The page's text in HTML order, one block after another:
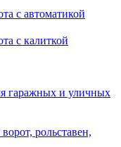
с автоматикой
с калиткой
гаражных и уличных
рольставен,